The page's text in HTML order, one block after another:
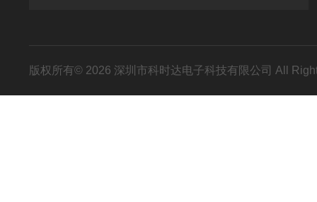
版权所有© 2026 深圳市科时达电子科技有限公司 All